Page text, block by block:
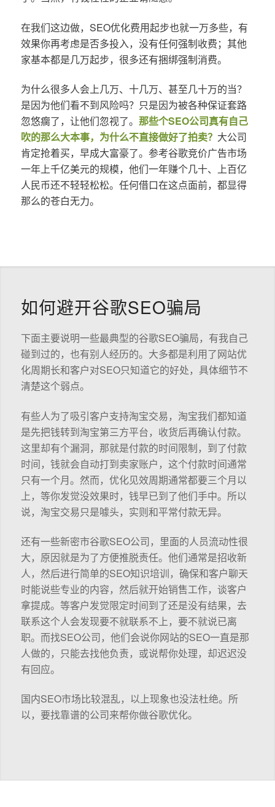
在我们这边做，SEO优化费用起步也就一万多些，有
效果你再考虑是否多投入，没有任何强制收费；其他
家基本都是几万起步，很多还有捆绑强制消费。
为什么很多人会上几万、十几万、甚至几十万的当？
是因为他们看不到风险吗？只是因为被各种保证套路
忽悠瘸了，让他们忽视了。 那些个SEO公司真有自己
吹的那么大本事，为什么不直接做好了拍卖？ 大公司
肯定抢着买，早成大富豪了。参考谷歌竞价广告市场
一年上千亿美元的规模，他们一年赚个几十、上百亿
人民币还不轻轻松松。任何借口在这点面前，都显得
那么的苍白无力。
如何避开谷歌SEO骗局
下面主要说明一些最典型的谷歌SEO骗局，有我自己
碰到过的，也有别人经历的。大多都是利用了网站优
化周期长和客户对SEO只知道它的好处，具体细节不
清楚这个弱点。
有些人为了吸引客户支持淘宝交易，淘宝我们都知道
是先把钱转到淘宝第三方平台，收货后再确认付款。
这里却有个漏洞，那就是付款的时间限制，到了付款
时间，钱就会自动打到卖家账户，这个付款时间通常
只有一个月。然而，优化见效周期通常都要三个月以
上，等你发觉没效果时，钱早已到了他们手中。所以
说，淘宝交易只是噱头，实则和平常付款无异。
还有一些新密市谷歌SEO公司，里面的人员流动性很
大，原因就是为了方便推脱责任。他们通常是招收新
人，然后进行简单的SEO知识培训，确保和客户聊天
时能说些专业的内容，然后就开始销售工作，谈客户
拿提成。等客户发觉限定时间到了还是没有结果，去
联系这个人会发现要不就联系不上，要不就说已离
职。而找SEO公司，他们会说你网站的SEO一直是那
人做的，只能去找他负责，或说帮你处理，却迟迟没
有回应。
国内SEO市场比较混乱，以上现象也没法杜绝。所
以，要找靠谱的公司来帮你做谷歌优化。